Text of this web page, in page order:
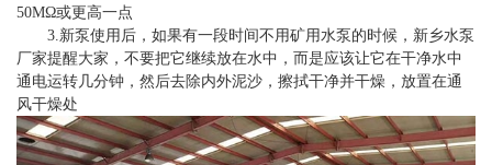
50MΩ或更高一点
3.新泵使用后，如果有一段时间不用矿用水泵 的时候，新乡水泵
厂家提醒大家，不要把它继续放在水中，而是应该让它在干净水中
通电运转几分钟，然后去除内外泥沙，擦拭干净并干燥，放置在通
风干燥处